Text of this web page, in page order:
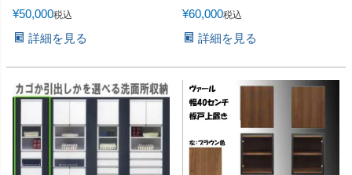
¥50,000税込
詳細を見る
¥60,000税込
詳細を見る